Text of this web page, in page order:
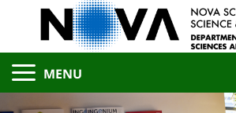
MENU